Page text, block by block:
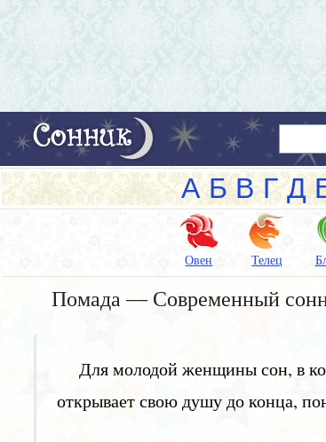
А Б В Г Д
Овен Телец
Помада — Современный
Для молодой женщины сон, в
открывает свою душу до конца,